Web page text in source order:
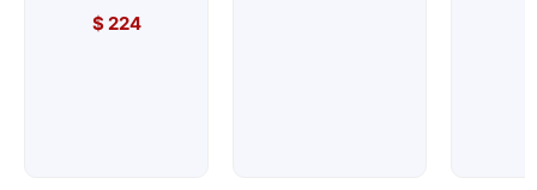
$224